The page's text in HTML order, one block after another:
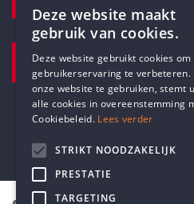
Pottenbrug 4
Antwerpen, 2000
Deze website maakt
gebruik van cookies.
Deze website gebruikt cookies om
gebruikerservaring te verbeteren.
onze website te gebruiken, stemt
alle cookies in overeenstemming
Cookiebeleid. Lees verder
STRIKT NOODZAKELIJK
PRESTATIE
TARGETING